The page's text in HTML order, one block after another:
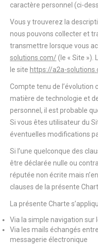
caractère personnel (ci-
Vous y trouverez la
nous pouvons collecter et
transmettre lorsque vous
solutions.com/ (le « Site »).
le site https://a2a-
Compte tenu de l’évolution
matière de technologie et
personnel, il est probable
Si vous êtes utilisateur du
éventuelles modifications
Si l’une quelconque des
être déclarée nulle ou
réputée non écrite mais
clauses de la présente
La présente Charte
Via la simple navigation sur
Via les mails échangés
messagerie électronique